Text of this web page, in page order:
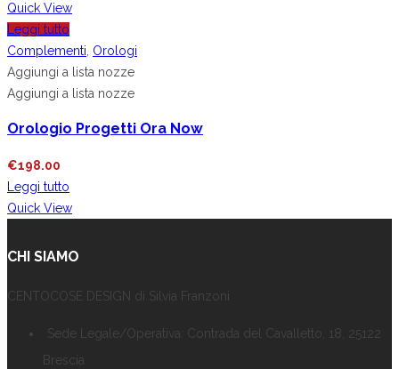
Quick View
Leggi tutto
Complementi Orologi
Aggiungi a lista nozze
Aggiungi a lista nozze
Orologio Progetti Ora Now
€198.00
Leggi tutto
Quick View
CHI SIAMO
CENTOCOSE DESIGN di Silvia Franzoni
Sede Legale/Operativa: Contrada del Cavalletto, 18, 25122
Brescia